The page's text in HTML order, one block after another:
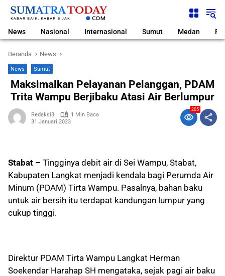
Langsung
News Nasional Internasional Sumut Medan
Beranda News
News Sumut
Maksimalkan Pelayanan Pelanggan, PDAM
Trita Wampu Berjibaku Atasi Air Berlumpur
Redaksi3
1 Min Baca
31 Januari 2023
205
Stabat – Tingginya debit air di Sei Wampu, Stabat,
Kabupaten Langkat menjadi kendala bagi Perumda Air
Minum (PDAM) Tirta Wampu. Pasalnya, bahan baku
untuk air bersih itu terdapat kandungan lumpur yang
cukup tinggi.
Direktur PDAM Tirta Wampu Langkat Herman
Soekendar Harahap SH mengataka, sejak pagi air baku